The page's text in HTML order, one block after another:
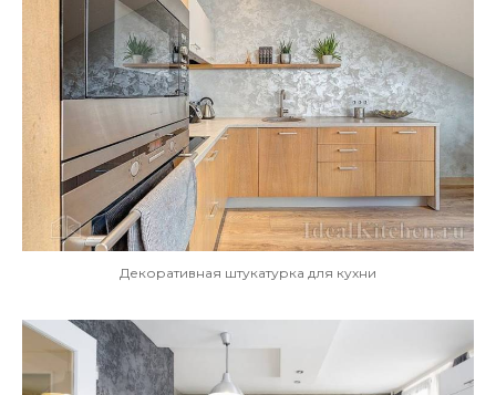
Декоративная штукатурка для кухни